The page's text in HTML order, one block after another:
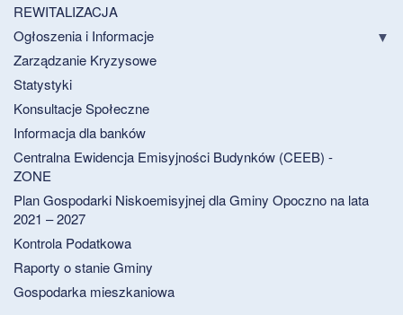
REWITALIZACJA
Ogłoszenia i Informacje
Zarządzanie Kryzysowe
Statystyki
Konsultacje Społeczne
Informacja dla banków
Centralna Ewidencja Emisyjności Budynków (CEEB) -
ZONE
Plan Gospodarki Niskoemisyjnej dla Gminy Opoczno na lata
2021 – 2027
Kontrola Podatkowa
Raporty o stanie Gminy
Gospodarka mieszkaniowa